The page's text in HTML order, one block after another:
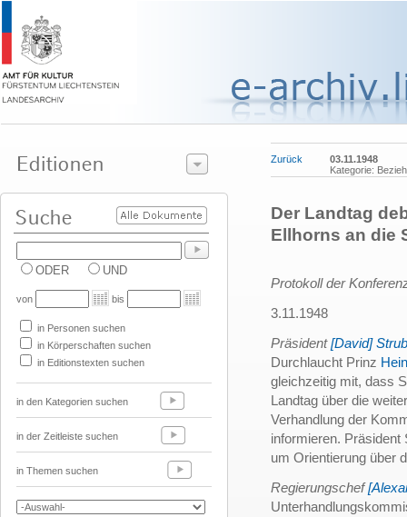
ODER UND
von bis
in Personen suchen
in Körperschaften suchen
in Editionstexten suchen
in den Kategorien suchen
in der Zeitleiste suchen
in Themen suchen
Zurück
03.11.1948
Kategorie:
Der Landtag
Ellhorns an die
Protokoll der
3.11.1948
Präsident[David] Strub
Durchlaucht Prinz
gleichzeitig mit, dass
Landtag über die
Verhandlung der
informieren.
um Orientierung über
Regierungschef